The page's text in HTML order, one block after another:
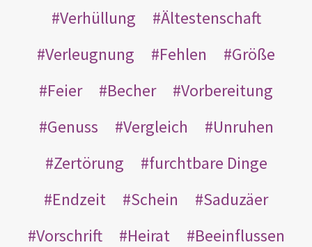
Verhüllung
Ältestenschaft
Verleugnung
Fehlen
Größe
Feier
Becher
Vorbereitung
Genuss
Vergleich
Unruhen
Zertörung
furchtbare Dinge
Endzeit
Schein
Saduzäer
Vorschrift
Heirat
Beeinflussen